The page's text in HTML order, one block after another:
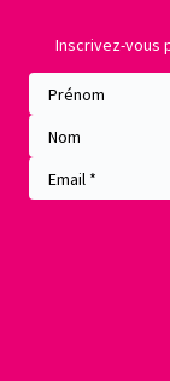
Inscrivez-vous